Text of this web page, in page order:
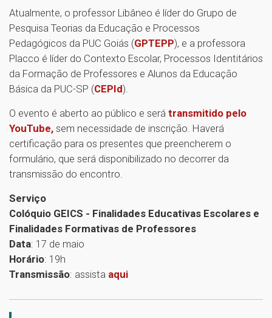
Atualmente, o professor Libâneo é líder do Grupo de
Pesquisa Teorias da Educação e Processos
Pedagógicos da PUC Goiás (GPTEPP), e a professora
Placco é líder do Contexto Escolar, Processos Identitários
da Formação de Professores e Alunos da Educação
Básica da PUC-SP (CEPId).
O evento é aberto ao público e será transmitido pelo
YouTube, sem necessidade de inscrição. Haverá
certificação para os presentes que preencherem o
formulário, que será disponibilizado no decorrer da
transmissão do encontro.
Serviço
Colóquio GEICS - Finalidades Educativas Escolares e
Finalidades Formativas de Professores
Data: 17 de maio
Horário: 19h
Transmissão: assista aqui